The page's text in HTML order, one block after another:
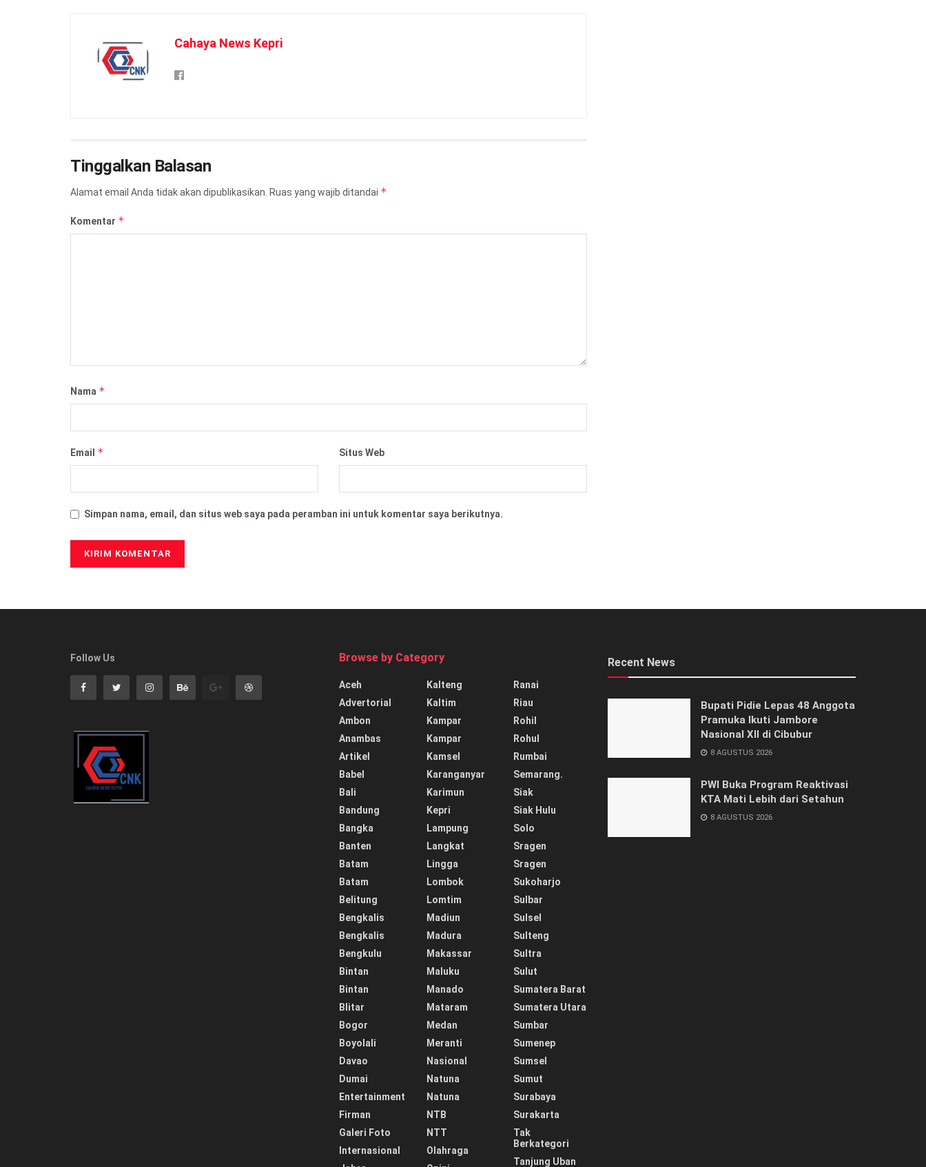
Cahaya News Kepri
Tinggalkan Balasan
Alamat email Anda tidak akan dipublikasikan. Ruas yang wajib ditandai *
Komentar *
Nama *
Email * Situs Web
Simpan nama, email, dan situs web saya pada peramban ini untuk komentar saya berikutnya.
Follow Us Browse by Category
Aceh
Advertorial
Ambon
Anambas
Artikel
Babel
Bali
Bandung
Bangka
Banten
Batam
Batam
Belitung
Bengkalis
Bengkalis
Bengkulu
Bintan
Bintan
Blitar
Bogor
Boyolali
Davao
Dumai
Entertainment
Firman
Galeri Foto
Internasional
Kalteng
Kaltim
Kampar
Kampar
Kamsel
Karanganyar
Karimun
Kepri
Lampung
Langkat
Lingga
Lombok
Lomtim
Madiun
Madura
Makassar
Maluku
Manado
Mataram
Medan
Meranti
Nasional
Natuna
Natuna
NTB
NTT
Olahraga
Ranai
Riau
Rohil
Rohul
Rumbai
Semarang.
Siak
Siak Hulu
Solo
Sragen
Sragen
Sukoharjo
Sulbar
Sulsel
Sulteng
Sultra
Sulut
Sumatera Barat
Sumatera Utara
Sumbar
Sumenep
Sumsel
Sumut
Surabaya
Surakarta
Tak
Berkategori
Tanjung Uban
Recent News
Bupati Pidie Lepas 48 Anggota
Pramuka Ikuti Jambore
Nasional XII di Cibubur
8 AGUSTUS 2026
PWI Buka Program Reaktivasi
KTA Mati Lebih dari Setahun
8 AGUSTUS 2026